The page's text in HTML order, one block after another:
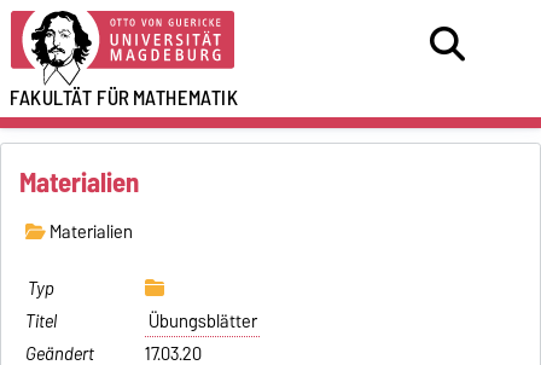
FAKULTÄT FÜRMATHEMATIK
Materialien
Materialien
Übungsblätter
17.03.20